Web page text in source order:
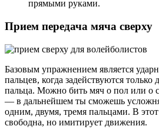
прямыми руками.
Прием передача мяча сверху
Базовым упражнением является
пальцев, когда задействуются только
пальца. Можно бить мяч о пол или о
— в дальнейшем ты сможешь
одним, двумя, тремя пальцами. В
свободна, но имитирует движения.